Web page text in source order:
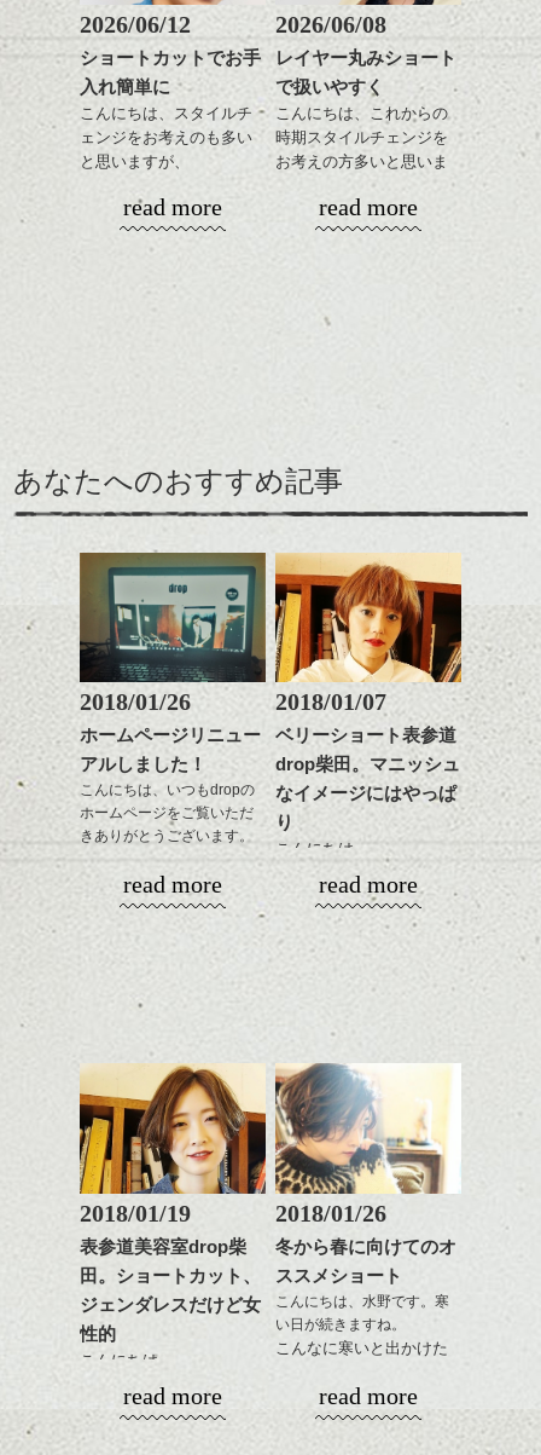
もこれからは良い感じで
す、
目元が引き締まった印象
に。
ダークトーンの色味でク
ールに演出するのもおす
ナチュラルなトーンの色
で柔らかさをプラスする
のも良いですね。
またクセ毛の方は質感調
整のストレートパーマで
髪質改善すると
更に扱いやすくなるので
おすすめです。
いつものスタイリングが
ドライした後オイルやワ
ックスをなじませるだけ
に。
これからのスタイルチェ
ンジの事、髪質に合った
是非なんでもご相談して
お待ちしております。
ですよ。
ナチュラルなベージュカ
をドライした後、
ワックスとオイルを混ぜ
せます。
質感をかるくととのえな
がら耳かけアレンジする
のも良い感じです。
これからのスタイルチェ
ンジ、似合うカラーリン
グの事やお手入れ方法な
是非なんでもご相談して
下さいね。
シバタ
スパ／伸びても目立たない
ヘアカラー/ハイライト/ダブ
2026/06/12
ショートカットでお手
入れ簡単に
こんにちは、スタイルチ
ェンジをお考えのも多い
と思いますが、
演出したスタイルもこれ
からの季節とてもおすす
るのが良い感じです。
ベージュ系等の肌を綺麗
に見せる効果のあるカラ
ーリングをプラスして透
明感を表現すると
更に雰囲気が出やすくな
って毎日のお手入れも簡
さり気ない程度にハイラ
ワックスとオイル、バー
ム等の質感を調整しやす
いものを全体になじませ
ながら
整えるだけですよ。
これからのスタイルチェ
ンジの事等
是非なんでもご相談して
下さい。
お待ちしております
read more
2026/06/08
レイヤー丸みショート
で扱いやすく
こんにちは、これからの
時期スタイルチェンジを
お考えの方多いと思いま
コンパクトなフォルムが
をだしやすくスタイリン
そんなショートカット。
出できるので、
この時期とてもおすすめ
ナチュラルなベージュカ
ラーで全体にツヤと透明
感をプラスして
質感も綺麗に見せやす
く。
スタイリング方法は全体
をドライした後、
ワックスとオイルを混ぜ
ながらもみこみ、なじま
せます。
質感をかるくととのえな
がら耳かけアレンジする
のも良い感じです。
グの事やお手入れ方法な
是非なんでもご相談して
シバタ
read more
あなたへのおすすめ記事
2018/01/26
ホームページリニュー
アルしました！
こんにちは、いつもdropの
ホームページをご覧いただ
きありがとうございます。
１５周年と移転に合わ
せ、少しばかり遅くなり
今回もdropらしく、かっ
たのでいろいろ見て下さ
いね。
今後の更新もお楽しみ
に！
read more
2018/01/07
ベリーショート表参道
drop柴田。マニッシュ
なイメージにはやっぱ
り
こんにちは、
明けましておめでとうご
ざいます。今年も宜しく
お願い致します！
ますね。
ヘアーも雰囲気を変えた
い、なんていう方結構い
るのではないでしょう
か？
ひきつづきミニマムヘア
で、
今回はマッシュ(っぽい!)
ショートカットの話。
read more
2018/01/19
表参道美容室drop柴
田。ショートカット、
ジェンダレスだけど女
性的
こんにちは。
春に向けて！
いろいろ考える頃です
read more
2018/01/26
冬から春に向けてのオ
ススメショート
こんにちは、水野です。寒
い日が続きますね。
こんなに寒いと出かけた
なのでおうちで暖かくし
てまったりと過ごす冬
に、そしてこれからの春
read more